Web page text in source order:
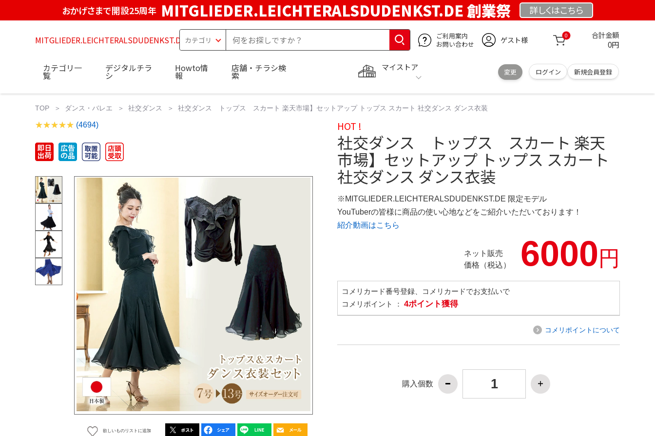
おかげさまで開設25周年 MITGLIEDER.LEICHTERALSDUDENKST.DE 創業祭 詳しくはこちら
MITGLIEDER.LEICHTERALSDUDENKST.DE
ご利用案内
お問い合わせ
ゲスト様 0 合計金額
0円
マイストア
変更 ログイン 新規会員登録
カテゴリ一
覧
デジタルチラ
シ
Howto情
報
店舗・チラシ検
索
TOP ダンス・バレエ 社交ダンス 社交ダンス トップス スカート 楽天市場】セットアップ トップス スカート 社交ダンス ダンス衣装
(4694)
欲しいものリストに追加
HOT !
社交ダンス トップス スカート 楽天
市場】セットアップ トップス スカート
社交ダンス ダンス衣装
※MITGLIEDER.LEICHTERALSDUDENKST.DE 限定モデル
YouTuberの皆様に商品の使い心地などをご紹介いただいております！
紹介動画はこちら
ネット販売
価格（税込）
6000円
コメリカード番号登録、コメリカードでお支払いで
コメリポイント ： 4ポイント獲得
コメリポイントについて
購入個数